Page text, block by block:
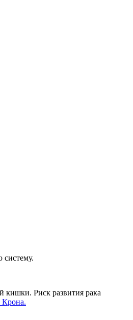
систему.
кишки. Риск развития рака
Крона.